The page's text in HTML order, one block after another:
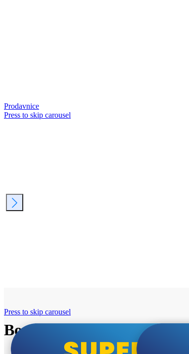
Prodavnice
Press to skip carousel
Bosch super cene
Press to skip carousel